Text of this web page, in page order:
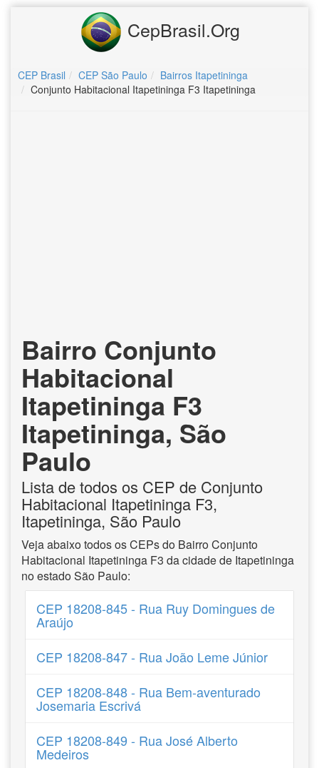
CepBrasil.Org
CEP Brasil CEP São Paulo
Bairros Itapetininga
Conjunto Habitacional Itapetininga F3 Itapetininga
Bairro Conjunto
Habitacional
Itapetininga F3
Itapetininga, São
Paulo
Lista de todos os CEP de Conjunto
Habitacional Itapetininga F3,
Itapetininga, São Paulo
Veja abaixo todos os CEPs do Bairro Conjunto
Habitacional Itapetininga F3 da cidade de Itapetininga
no estado São Paulo:
CEP 18208-845 - Rua Ruy Domingues de
Araújo
CEP 18208-847 - Rua João Leme Júnior
CEP 18208-848 - Rua Bem-aventurado
Josemaria Escrivá
CEP 18208-849 - Rua José Alberto
Medeiros